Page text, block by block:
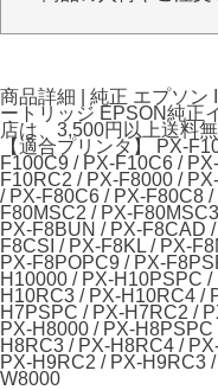
商品詳細 | 純正 エプソン
ートリッジ EPSON純正
店は、3,500円以上送料
【適合プリンタ】 PX-
F100C9 / PX-F10C6 /
F10RC2 / PX-F8000 /
/ PX-F80C6 / PX-F80C8
F80MSC2 / PX-
PX-F8BUN / PX-F8CAD
F8CSI / PX-F8KL / PX-
PX-F8POPC9 / PX-
H10000 / PX-H10PSPC
H10RC3 / PX-H10RC4 /
H7PSPC / PX-H7RC2 /
PX-H8000 / PX-
H8RC3 / PX-H8RC4 /
PX-H9RC2 / PX-H9RC3
W8000